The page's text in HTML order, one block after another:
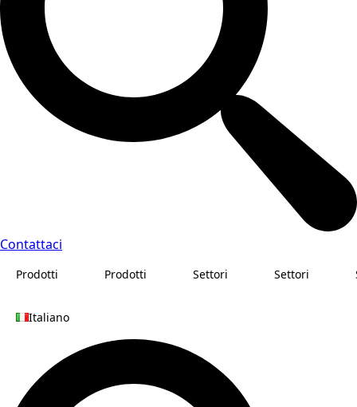
Contattaci
Prodotti Prodotti Settori Settori
Italiano